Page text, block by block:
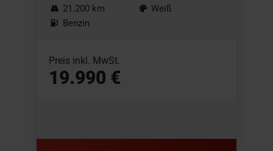
21.200 km
Benzin
Weiß
Preis inkl. MwSt.
19.990 €